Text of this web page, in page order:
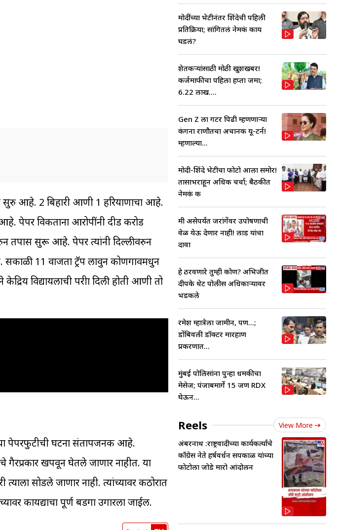
सुरु आहे. 2 बिहारी आणी 1 हरियाणाचा आहे.
पेपर विकताना आरोपींनी दीड करोड
तपास सुरू आहे. पेपर त्यांनी दिल्लीवरुन
11 वाजता ट्रॅप लावुन कोणगावमधुन
विद्यायलाची परीक्षा दिली होती आणी तो
पेपरफुटीची घटना संतापजनक आहे.
गैरप्रकार खपवून घेतले जाणार नाहीत. या
सोडले जाणार नाही. त्यांच्यावर कठोरात
कायद्याचा पूर्ण बडगा उगारला जाईल.
मोदींच्या भेटीनंतर शिंदेची पहिली
प्रतिक्रिया; सांगितलं नेमकं काय
घडलं?
शेतकऱ्यांसाठी मोठी खुशखबर!
कर्जमाफीचा पहिला हप्ता जमा;
6.22 लाख....
Gen Z ला गटर पिढी म्हणणाऱ्या
कंगना राणौतचा अचानक यू-टर्न!
म्हणाल्या...
मोदी-शिंदे भेटीचा फोटो आला समोर!
तासाभराहून अधिक चर्चा; बैठकीत
नेमकं क
मी असेपर्यंत जरांगेंवर उपोषणाची
वेळ येऊ देणार नाही! लाड यांचा
दावा
हे ठरवणारे तुम्ही कोण? अभिजीत
दीपके थेट पोलीस अधिकाऱ्यावर
भडकले
रमेश म्हात्रेला जामीन, पण...;
डोंबिवली डॉक्टर मारहाण
प्रकरणात...
मुंबई पोलिसांना पुन्हा धमकीचा
मेसेज; पंजाबमार्गे 15 जण RDX
घेऊन...
Reels View More
अंबरनाथ :राष्ट्रवादीच्या कार्यकर्त्यांचे
काँग्रेस नेते हर्षवर्धन सपकाळ यांच्या
फोटोला जोडे मारो आंदोलन